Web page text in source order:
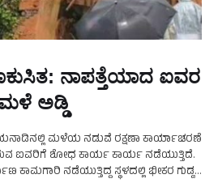
ನಾಪತ್ತೆಯಾದ ಐವರ
ಅಡ್ಡಿ
ಮಳೆಯ ನಡುವೆ ರಕ್ಷಣಾ ಕಾರ್ಯಾಚರಣೆ
ಐವರಿಗೆ ಶೋಧ ಕಾರ್ಯ ಕಾರ್ಯ ನಡೆಯುತ್ತಿದೆ.
ಕಾಮಗಾರಿ ನಡೆಯುತ್ತಿದ್ದ ಸ್ಥಳದಲ್ಲಿ ಭೀಕರ ಗುಡ್ಡ